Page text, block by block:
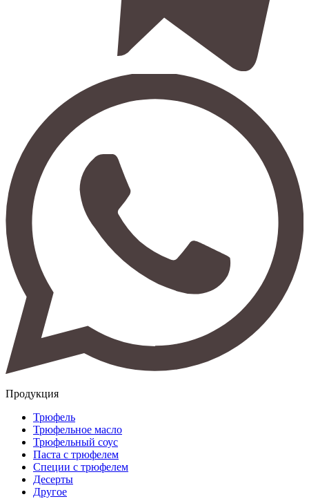
Продукция
Трюфель
Трюфельное масло
Трюфельный соус
Паста с трюфелем
Специи с трюфелем
Десерты
Другое